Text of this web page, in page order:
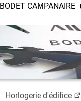
BODET CAMPANAIRE
Horlogerie d'édifice